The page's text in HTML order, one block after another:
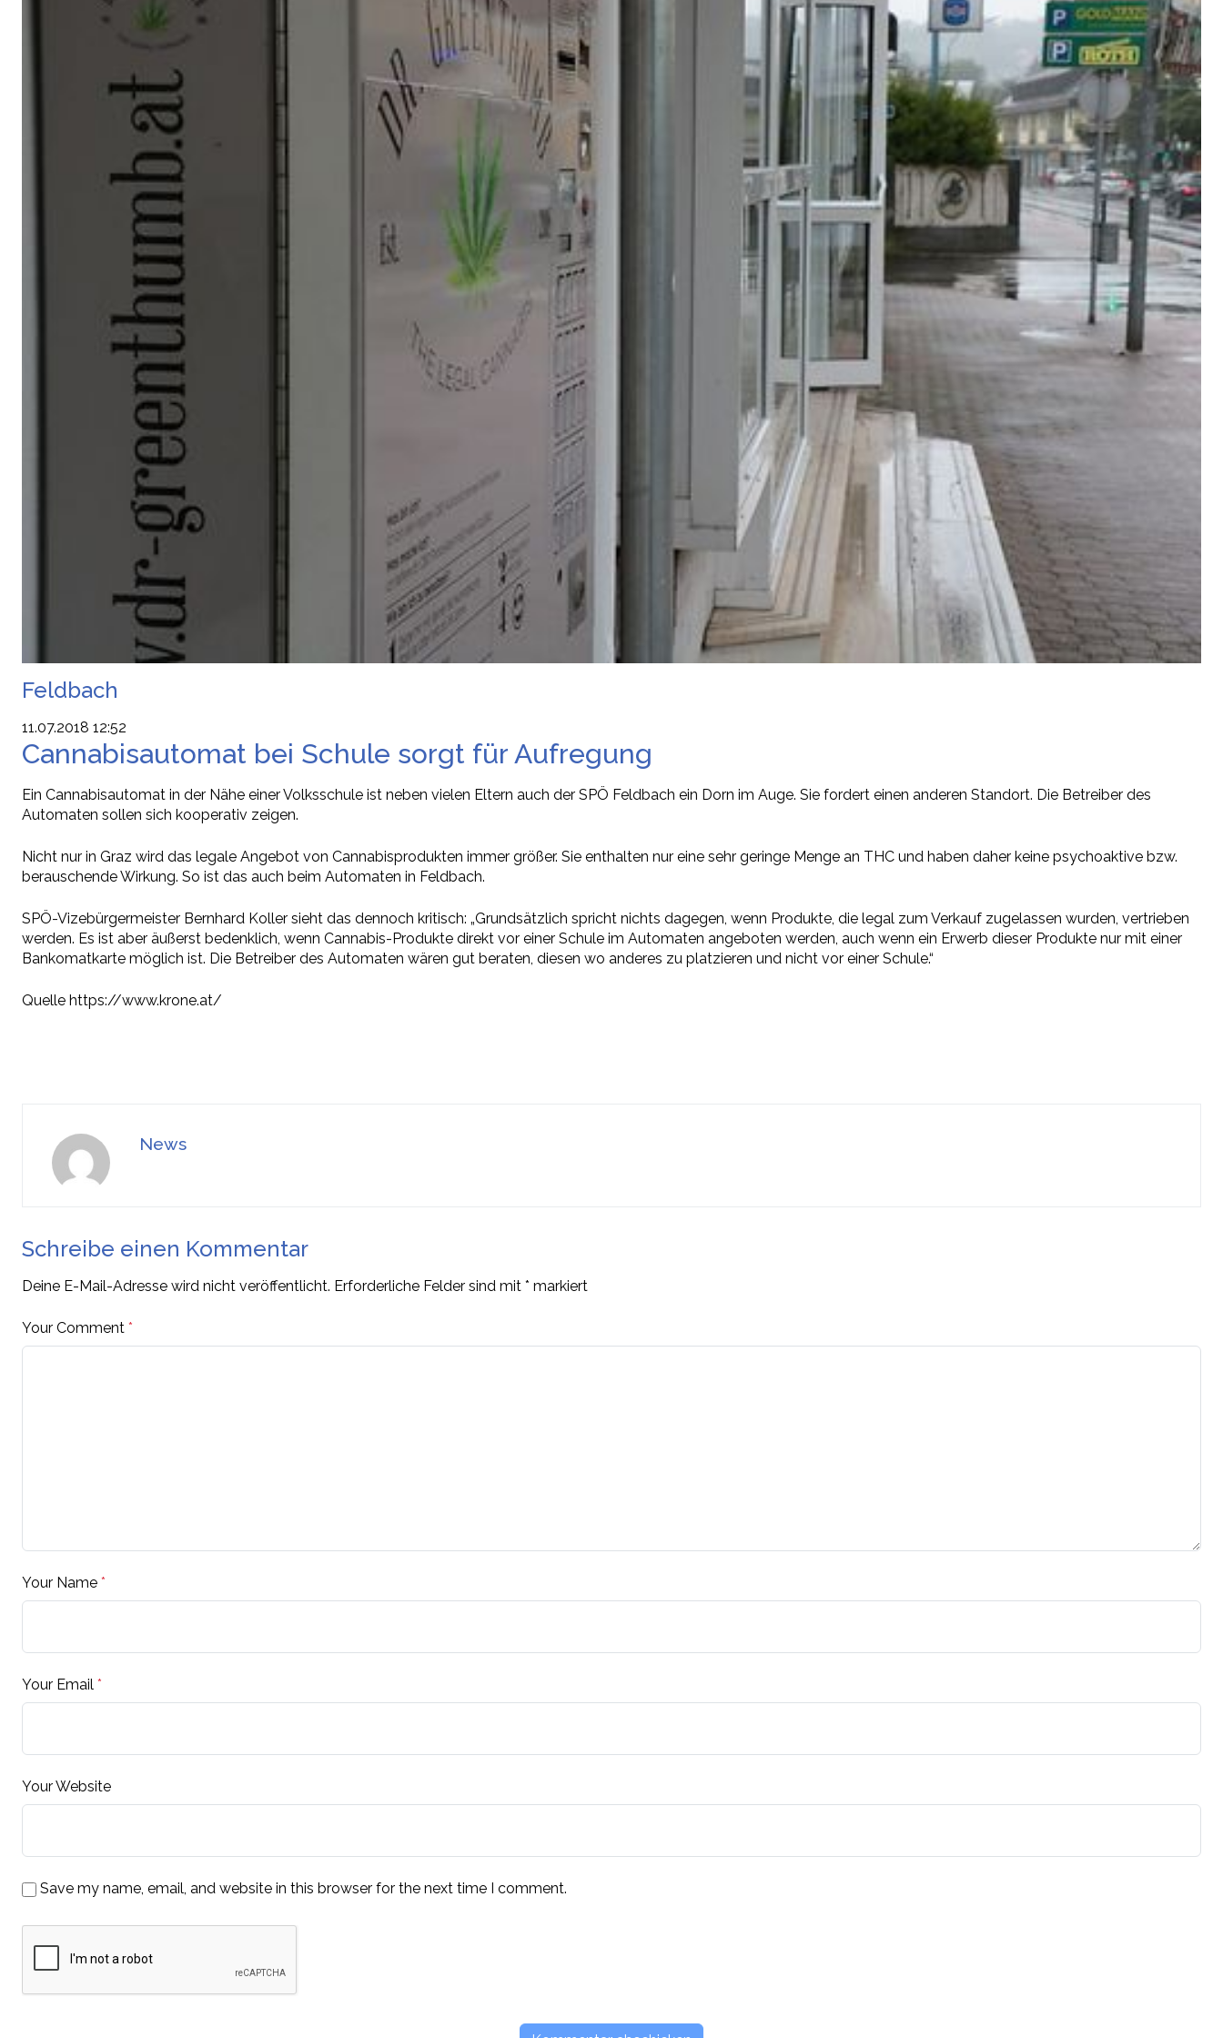
Feldbach
11.07.2018 12:52
Cannabisautomat bei Schule sorgt für Aufregung
Ein Cannabisautomat in der Nähe einer Volksschule ist neben vielen Eltern auch der SPÖ Feldbach ein Dorn im Auge. Sie fordert einen anderen Standort. Die Betreiber des
Automaten sollen sich kooperativ zeigen.
Nicht nur in Graz wird das legale Angebot von Cannabisprodukten immer größer. Sie enthalten nur eine sehr geringe Menge an THC und haben daher keine psychoaktive bzw.
berauschende Wirkung. So ist das auch beim Automaten in Feldbach.
SPÖ-Vizebürgermeister Bernhard Koller sieht das dennoch kritisch: „Grundsätzlich spricht nichts dagegen, wenn Produkte, die legal zum Verkauf zugelassen wurden, vertrieben
werden. Es ist aber äußerst bedenklich, wenn Cannabis-Produkte direkt vor einer Schule im Automaten angeboten werden, auch wenn ein Erwerb dieser Produkte nur mit einer
Bankomatkarte möglich ist. Die Betreiber des Automaten wären gut beraten, diesen wo anderes zu platzieren und nicht vor einer Schule.“
Quelle https://www.krone.at/
News
Schreibe einen Kommentar
Deine E-Mail-Adresse wird nicht veröffentlicht. Erforderliche Felder sind mit * markiert
Your Comment *
Your Name *
Your Email *
Your Website
Save my name, email, and website in this browser for the next time I comment.